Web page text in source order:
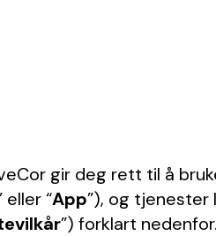
gir deg rett til å
eller “App”), og
”) forklart